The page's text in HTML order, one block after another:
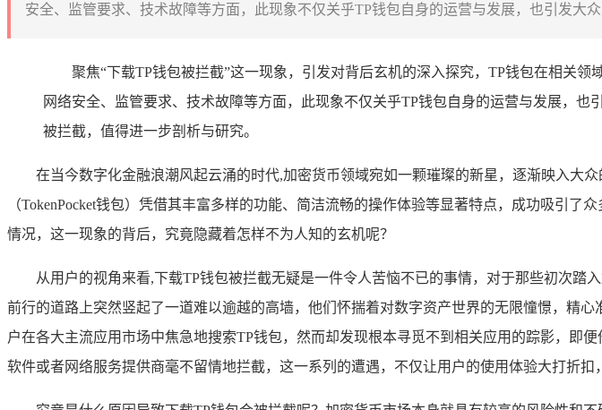
安全、监管要求、技术故障等方面，此现象不仅关乎TP钱包自身的运营与发展，也引发大
聚焦“下载TP钱包被拦截”这一现象，引发对背后玄机的深入探究，TP钱包在相关
网络安全、监管要求、技术故障等方面，此现象不仅关乎TP钱包自身的运营与发展，也
被拦截，值得进一步剖析与研究。
在当今数字化金融浪潮风起云涌的时代,加密货币领域宛如一颗璀璨的新星，逐渐映入大
（TokenPocket钱包）凭借其丰富多样的功能、简洁流畅的操作体验等显著特点，成功吸引
情况，这一现象的背后，究竟隐藏着怎样不为人知的玄机呢？
从用户的视角来看,下载TP钱包被拦截无疑是一件令人苦恼不已的事情，对于那些初次踏
前行的道路上突然竖起了一道难以逾越的高墙，他们怀揣着对数字资产世界的无限憧憬，精
户在各大主流应用市场中焦急地搜索TP钱包，然而却发现根本寻觅不到相关应用的踪影，即
软件或者网络服务提供商毫不留情地拦截，这一系列的遭遇，不仅让用户的使用体验大打折扣